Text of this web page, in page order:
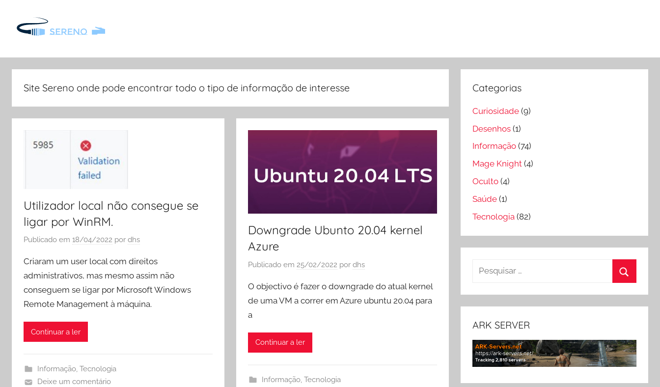
Sereno
Sereno
pode
interesse
Site Sereno onde pode encontrar todo o tipo de informação de interesse
Utilizador local não consegue se
ligar por WinRM.
Publicado em 18/04/2022 por dhs
Criaram um user local com direitos
administrativos, mas mesmo assim não
conseguem se ligar por Microsoft Windows
Remote Management à máquina.
Continuar a ler
Informação, Tecnologia
Deixe um comentário
Downgrade Ubunto 20.04 kernel
Azure
Publicado em25/02/2022 pordhs
O objectivo é fazer o downgrade do atual kernel
de uma VM a correr em Azure ubuntu 20.04 para
a
Continuar a ler
Informação, Tecnologia
Categorias
Curiosidade (9)
Desenhos (1)
Informação (74)
Mage Knight (4)
Oculto (4)
Saúde (1)
Tecnologia (82)
Pesquisar
ARK SERVER